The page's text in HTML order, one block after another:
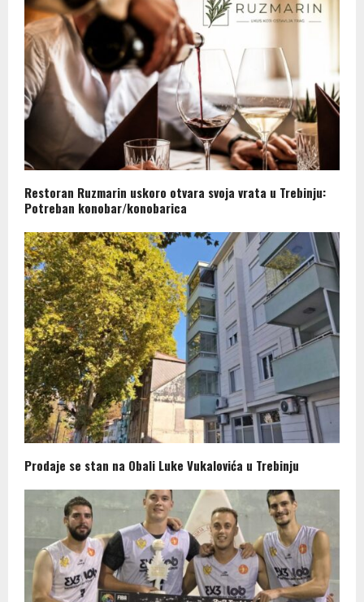
Restoran Ruzmarin uskoro otvara svoja vrata u Trebinju:
Potreban konobar/konobarica
Prodaje se stan na Obali Luke Vukalovića u Trebinju